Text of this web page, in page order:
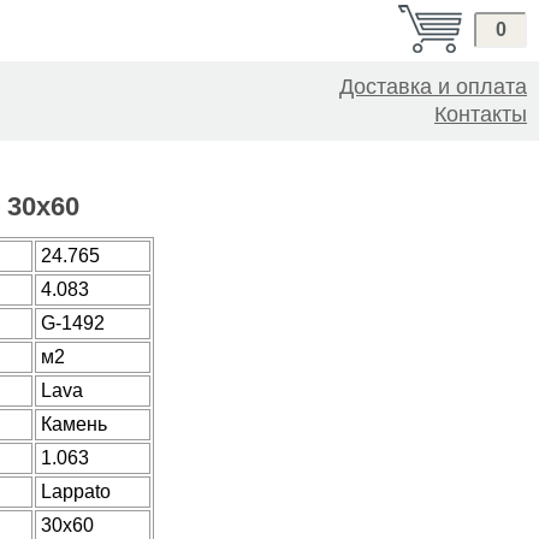
0
Доставка и оплата
Контакты
24.765
4.083
G-1492
м2
Lava
Камень
1.063
Lappato
30x60